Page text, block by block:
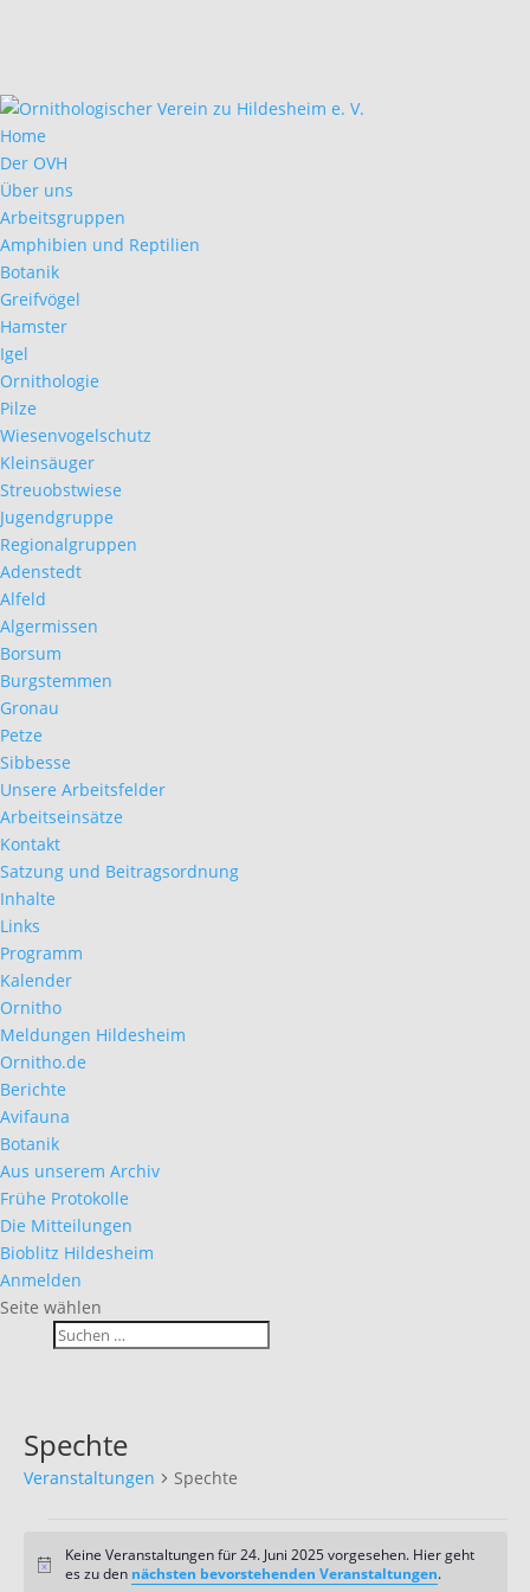
Home
Der OVH
Über uns
Arbeitsgruppen
Amphibien und Reptilien
Botanik
Greifvögel
Hamster
Igel
Ornithologie
Pilze
Wiesenvogelschutz
Kleinsäuger
Streuobstwiese
Jugendgruppe
Regionalgruppen
Adenstedt
Alfeld
Algermissen
Borsum
Burgstemmen
Gronau
Petze
Sibbesse
Unsere Arbeitsfelder
Arbeitseinsätze
Kontakt
Satzung und Beitragsordnung
Inhalte
Links
Programm
Kalender
Ornitho
Meldungen Hildesheim
Ornitho.de
Berichte
Avifauna
Botanik
Aus unserem Archiv
Frühe Protokolle
Die Mitteilungen
Bioblitz Hildesheim
Anmelden
Seite wählen
Spechte
Veranstaltungen Spechte
für
Hinweis
Keine Veranstaltungen für 24. Juni 2025 vorgesehen. Hier geht
es zu den nächsten bevorstehenden Veranstaltungen.